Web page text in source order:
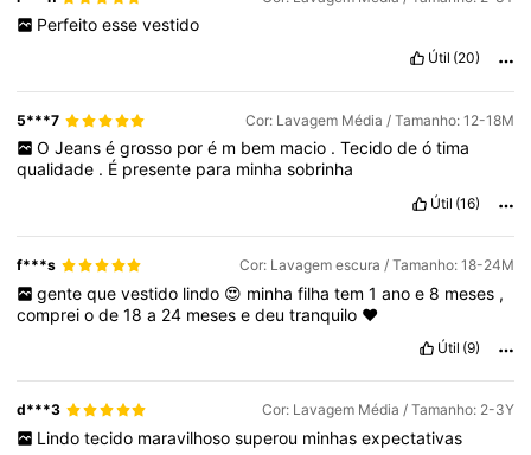
Perfeito esse vestido
Útil (20)
5***7 Cor: Lavagem Média / Tamanho: 12-18M
O Jeans é grosso por é m bem macio . Tecido de ó tima
qualidade . É presente para minhasobrinha
Útil (16)
f***s Cor: Lavagem escura / Tamanho: 18-24M
gente que vestido lindo 😍 minha filha tem 1 ano e 8 meses ,
compreiode18a 24 mesesedeutranquilo ❤️
Útil (9)
d***3 Cor: Lavagem Média / Tamanho: 2-3Y
Lindo tecido maravilhoso superou minhas expectativas